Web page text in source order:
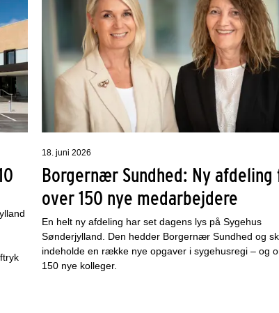
18. juni 2026
Borgernær Sundhed: Ny afdeling
over 150 nye medarbejdere
En helt ny afdeling har set dagens lys på Sygehus
Sønderjylland. Den hedder Borgernær Sundhed og
indeholde en række nye opgaver i sygehusregi – og
150 nye kolleger.